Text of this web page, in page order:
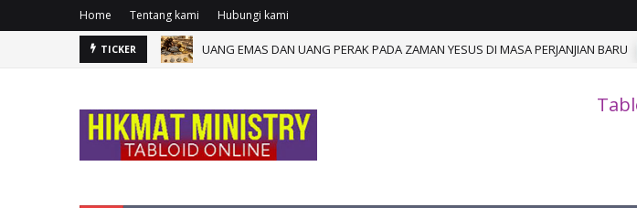
Home Tentang kami Hubungi kami
TICKER UANG EMAS DAN UANG PERAK PADA ZAMAN YESUS DI MASA PERJANJIAN BARU